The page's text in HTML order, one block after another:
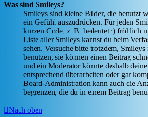
Was sind Smileys?
Smileys sind kleine Bilder, die benutzt
ein Gefühl auszudrücken. Für jeden
kurzen Code, z. B. bedeutet :) fröhlich
Liste aller Smileys kannst du beim
sehen. Versuche bitte trotzdem,
benutzen, sie können einen Beitrag
und ein Moderator könnte deshalb
entsprechend überarbeiten oder gar
Board-Administration kann auch die
begrenzen, die du in einem Beitrag
Nach oben